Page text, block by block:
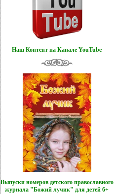
Наш Контент на Канале YouTube
Выпуски номеров детского православного
журнала "Божий лучик" для детей 6+